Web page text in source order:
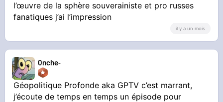
l’œuvre de la sphère souverainiste et pro russes
fanatiques j’ai l’impression
il y a un mois
0nche-
Géopolitique Profonde aka GPTV c’est marrant,
j’écoute de temps en temps un épisode pour